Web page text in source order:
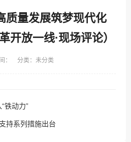
质量发展筑梦现代化
开放一线·现场评论）
： 分类：未分类
铁动力”
持系列措施出台